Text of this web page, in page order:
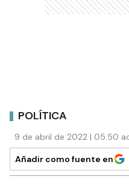
POLÍTICA
9 de abril de 2022 | 05:50
Añadir como fuente en